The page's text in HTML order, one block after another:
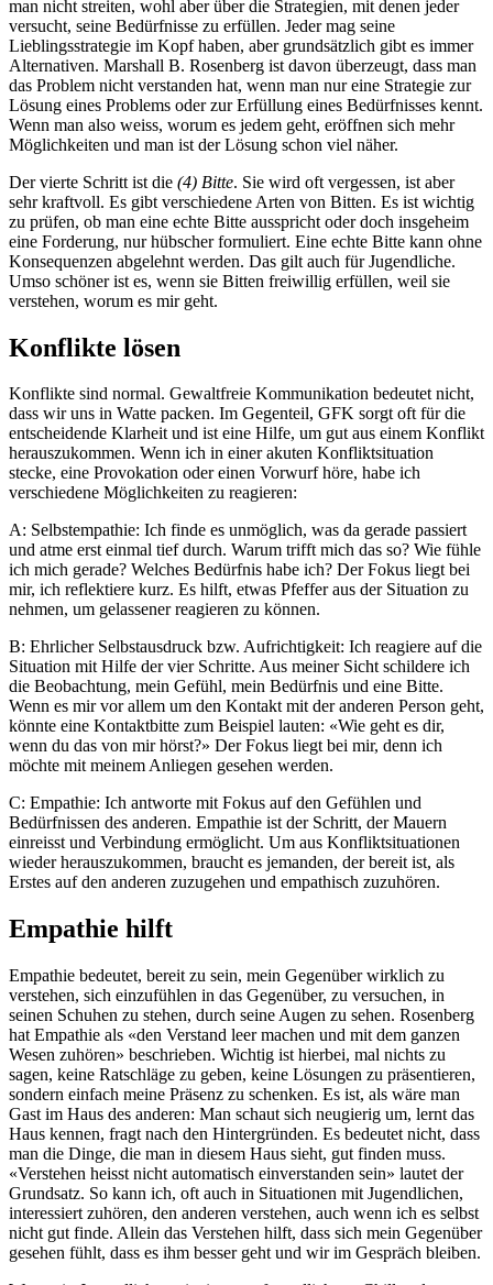
man nicht streiten, wohl aber über die Strategien, mit denen jeder
versucht, seine Bedürfnisse zu erfüllen. Jeder mag seine
Lieblingsstrategie im Kopf haben, aber grundsätzlich gibt es immer
Alternativen. Marshall B. Rosenberg ist davon überzeugt, dass man
das Problem nicht verstanden hat, wenn man nur eine Strategie zur
Lösung eines Problems oder zur Erfüllung eines Bedürfnisses kennt.
Wenn man also weiss, worum es jedem geht, eröffnen sich mehr
Möglichkeiten und man ist der Lösung schon viel näher.
Der vierte Schritt ist die (4) Bitte. Sie wird oft vergessen, ist aber
sehr kraftvoll. Es gibt verschiedene Arten von Bitten. Es ist wichtig
zu prüfen, ob man eine echte Bitte ausspricht oder doch insgeheim
eine Forderung, nur hübscher formuliert. Eine echte Bitte kann ohne
Konsequenzen abgelehnt werden. Das gilt auch für Jugendliche.
Umso schöner ist es, wenn sie Bitten freiwillig erfüllen, weil sie
verstehen, worum es mir geht.
Konflikte lösen
Konflikte sind normal. Gewaltfreie Kommunikation bedeutet nicht,
dass wir uns in Watte packen. Im Gegenteil, GFK sorgt oft für die
entscheidende Klarheit und ist eine Hilfe, um gut aus einem Konflikt
herauszukommen. Wenn ich in einer akuten Konfliktsituation
stecke, eine Provokation oder einen Vorwurf höre, habe ich
verschiedene Möglichkeiten zu reagieren:
A: Selbstempathie: Ich finde es unmöglich, was da gerade passiert
und atme erst einmal tief durch. Warum trifft mich das so? Wie fühle
ich mich gerade? Welches Bedürfnis habe ich? Der Fokus liegt bei
mir, ich reflektiere kurz. Es hilft, etwas Pfeffer aus der Situation zu
nehmen, um gelassener reagieren zu können.
B: Ehrlicher Selbstausdruck bzw. Aufrichtigkeit: Ich reagiere auf die
Situation mit Hilfe der vier Schritte. Aus meiner Sicht schildere ich
die Beobachtung, mein Gefühl, mein Bedürfnis und eine Bitte.
Wenn es mir vor allem um den Kontakt mit der anderen Person geht,
könnte eine Kontaktbitte zum Beispiel lauten: «Wie geht es dir,
wenn du das von mir hörst?» Der Fokus liegt bei mir, denn ich
möchte mit meinem Anliegen gesehen werden.
C: Empathie: Ich antworte mit Fokus auf den Gefühlen und
Bedürfnissen des anderen. Empathie ist der Schritt, der Mauern
einreisst und Verbindung ermöglicht. Um aus Konfliktsituationen
wieder herauszukommen, braucht es jemanden, der bereit ist, als
Erstes auf den anderen zuzugehen und empathisch zuzuhören.
Empathie hilft
Empathie bedeutet, bereit zu sein, mein Gegenüber wirklich zu
verstehen, sich einzufühlen in das Gegenüber, zu versuchen, in
seinen Schuhen zu stehen, durch seine Augen zu sehen. Rosenberg
hat Empathie als «den Verstand leer machen und mit dem ganzen
Wesen zuhören» beschrieben. Wichtig ist hierbei, mal nichts zu
sagen, keine Ratschläge zu geben, keine Lösungen zu präsentieren,
sondern einfach meine Präsenz zu schenken. Es ist, als wäre man
Gast im Haus des anderen: Man schaut sich neugierig um, lernt das
Haus kennen, fragt nach den Hintergründen. Es bedeutet nicht, dass
man die Dinge, die man in diesem Haus sieht, gut finden muss.
«Verstehen heisst nicht automatisch einverstanden sein» lautet der
Grundsatz. So kann ich, oft auch in Situationen mit Jugendlichen,
interessiert zuhören, den anderen verstehen, auch wenn ich es selbst
nicht gut finde. Allein das Verstehen hilft, dass sich mein Gegenüber
gesehen fühlt, dass es ihm besser geht und wir im Gespräch bleiben.